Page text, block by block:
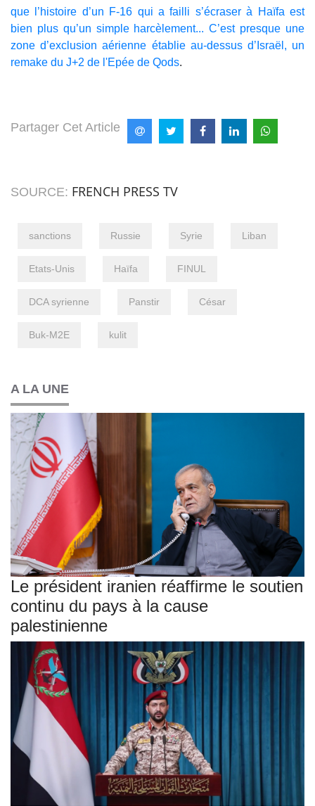
que l’histoire d’un F-16 qui a failli s’écraser à Haïfa est
bien plus qu’un simple harcèlement... C’est presque une
zone d’exclusion aérienne établie au-dessus d’Israël, un
remake du J+2 de l'Epée de Qods.
Partager Cet Article
SOURCE: FRENCH PRESS TV
sanctions Russie Syrie Liban
Etats-Unis Haïfa FINUL
DCA syrienne Panstir César
Buk-M2E kulit
A LA UNE
Le président iranien réaffirme le soutien
continu du pays à la cause
palestinienne